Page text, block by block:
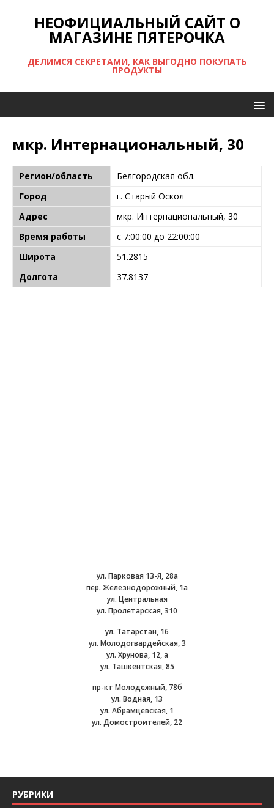
НЕОФИЦИАЛЬНЫЙ САЙТ О
МАГАЗИНЕ ПЯТЕРОЧКА
ДЕЛИМСЯ СЕКРЕТАМИ, КАК ВЫГОДНО ПОКУПАТЬ
ПРОДУКТЫ
мкр. Интернациональный, 30
Регион/область
Белгородская обл.
Город
г. Старый Оскол
Адрес
мкр. Интернациональный, 30
Время работы
с 7:00:00 до 22:00:00
Широта
51.2815
Долгота
37.8137
ул. Парковая 13-Я, 28а
пер. Железнодорожный, 1а
ул. Центральная
ул. Пролетарская, 310
ул. Татарстан, 16
ул. Молодогвардейская, 3
ул. Хрунова, 12, а
ул. Ташкентская, 85
пр-кт Молодежный, 78б
ул. Водная, 13
ул. Абрамцевская, 1
ул. Домостроителей, 22
РУБРИКИ